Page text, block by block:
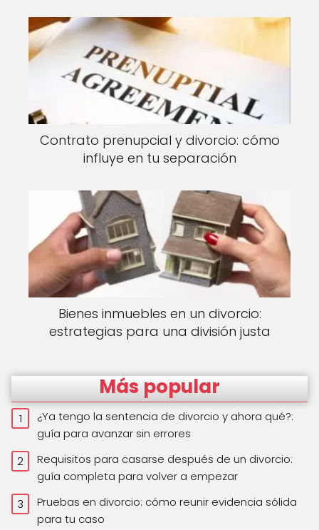
Contrato prenupcial y divorcio: cómo
influye en tu separación
Bienes inmuebles en un divorcio:
estrategias para una división justa
Más popular
¿Ya tengo la sentencia de divorcio y ahora qué?:
guía para avanzar sin errores
Requisitos para casarse después de un divorcio:
guía completa para volver a empezar
Pruebas en divorcio: cómo reunir evidencia sólida
para tu caso